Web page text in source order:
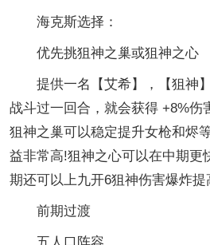
海克斯选择：
优先挑狙神之巢或狙神之心
提供一名【艾希】，【狙神】
战斗过一回合，就会获得 +8%伤
狙神之巢可以稳定提升女枪和烬
益非常高!狙神之心可以在中期更
期还可以上九开6狙神伤害爆炸提
前期过渡